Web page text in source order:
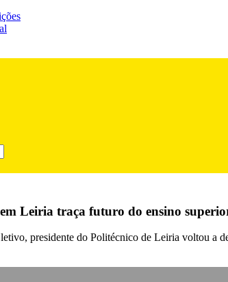
Leiria traça futuro do ensino
presidente do Politécnico de Leiria voltou a